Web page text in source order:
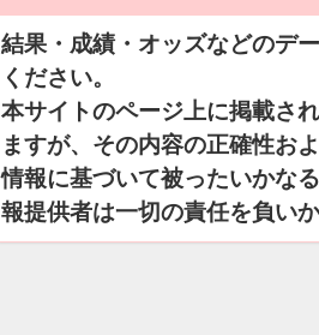
結果・成績・オッズなどのデ
ください。
本サイトのページ上に掲載さ
ますが、その内容の正確性お
情報に基づいて被ったいかな
報提供者は一切の責任を負いか